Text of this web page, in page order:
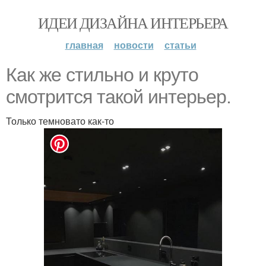
ИДЕИ ДИЗАЙНА ИНТЕРЬЕРА
главная новости статьи
Как же стильно и круто
смотрится такой интерьер.
Только темновато как-то